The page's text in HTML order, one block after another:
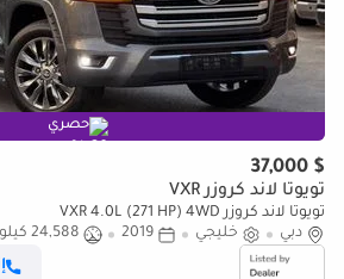
حصري
$ 37,000
تويوتا لاند كروزر VXR
تويوتا لاند كروزر VXR 4.0L (271 HP) 4WD
دبي
خليجي 2019
24,588 كيلومتر